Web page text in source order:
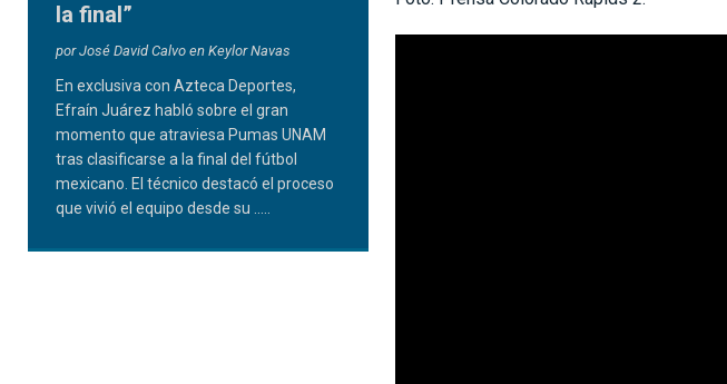
la final”
por José David Calvo en Keylor Navas
En exclusiva con Azteca Deportes,
Efraín Juárez habló sobre el gran
momento que atraviesa Pumas UNAM
tras clasificarse a la final del fútbol
mexicano. El técnico destacó el proceso
que vivió el equipo desde su